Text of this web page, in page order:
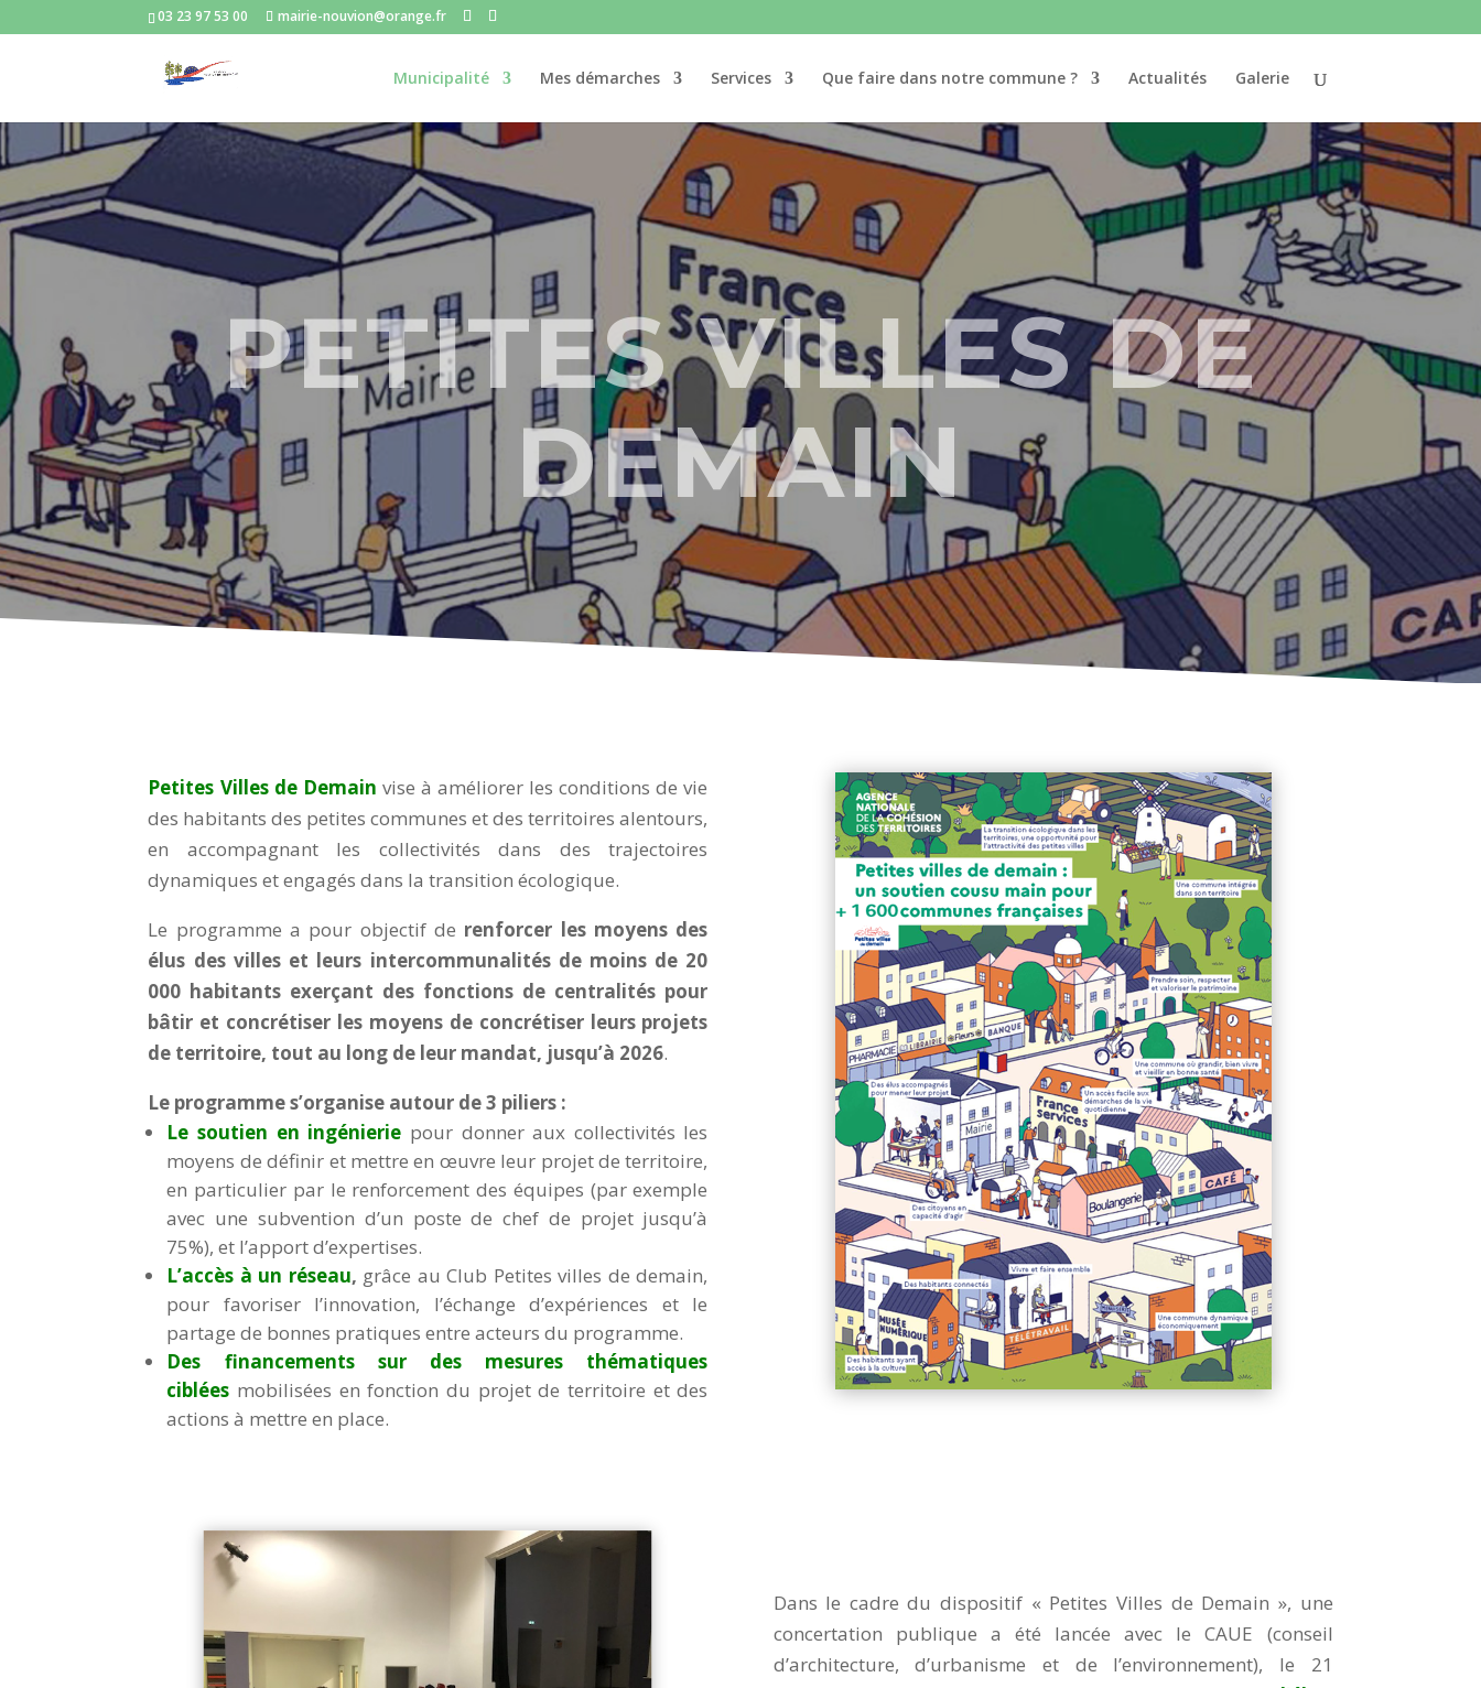
03 23 97 53 00 mairie-nouvion@orange.fr
Municipalité Mes démarches Services Que faire dans notre commune ? Actualités Galerie
PETITES VILLES DE
DEMAIN
Petites Villes de Demain vise à améliorer les conditions de vie
des habitants des petites communes et des territoires alentours,
en accompagnant les collectivités dans des trajectoires
dynamiques et engagés dans la transition écologique.
Le programme a pour objectif de renforcer les moyens des
élus des villes et leurs intercommunalités de moins de 20
000 habitants exerçant des fonctions de centralités pour
bâtir et concrétiser les moyens de concrétiser leurs projets
de territoire, tout au long de leur mandat, jusqu’à 2026.
Le programme s’organise autour de 3 piliers :
Le soutien en ingénierie pour donner aux collectivités les
moyens de définir et mettre en œuvre leur projet de territoire,
en particulier par le renforcement des équipes (par exemple
avec une subvention d’un poste de chef de projet jusqu’à
75%), et l’apport d’expertises.
L’accès à un réseau, grâce au Club Petites villes de demain,
pour favoriser l’innovation, l’échange d’expériences et le
partage de bonnes pratiques entre acteurs du programme.
Des financements sur des mesures thématiques
ciblées mobilisées en fonction du projet de territoire et des
actions à mettre en place.
Dans le cadre du dispositif « Petites Villes de Demain », une
concertation publique a été lancée avec le CAUE (conseil
d’architecture, d’urbanisme et de l’environnement), le 21